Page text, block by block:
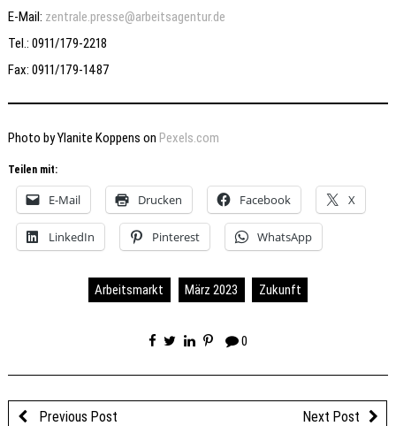
E-Mail: zentrale.presse@arbeitsagentur.de
Tel.: 0911/179-2218
Fax: 0911/179-1487
Photo by Ylanite Koppens on Pexels.com
Teilen mit:
E-Mail Drucken Facebook X
LinkedIn Pinterest WhatsApp
Arbeitsmarkt März 2023 Zukunft
0
Previous Post Next Post